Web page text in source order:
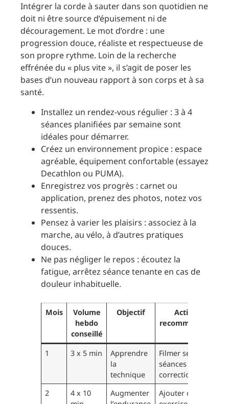
Intégrer la corde à sauter dans son quotidien ne
doit ni être source d’épuisement ni de
découragement. Le mot d’ordre : une
progression douce, réaliste et respectueuse de
son propre rythme. Loin de la recherche
effrénée du « plus vite », il s’agit de poser les
bases d’un nouveau rapport à son corps et à sa
santé.
Installez un rendez-vous régulier : 3 à 4
séances planifiées par semaine sont
idéales pour démarrer.
Créez un environnement propice : espace
agréable, équipement confortable (essayez
Decathlon ou PUMA).
Enregistrez vos progrès : carnet ou
application, prenez des photos, notez vos
ressentis.
Pensez à varier les plaisirs : associez à la
marche, au vélo, à d’autres pratiques
douces.
Ne pas négliger le repos : écoutez la
fatigue, arrêtez séance tenante en cas de
douleur inhabituelle.
Mois
Volume
hebdo
conseillé
Objectif
Action
recommandée
1 3 x 5 min
Apprendre
la
technique
Filmer ses
séances pour
correction
2
4 x 10
Augmenter
Ajouter des